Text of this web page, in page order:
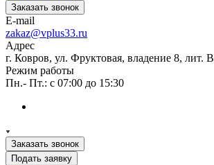
Заказать звонок
E-mail
zakaz@vplus33.ru
Адрес
г. Ковров, ул. Фруктовая, владение 8, лит. В
Режим работы
Пн.- Пт.: с 07:00 до 15:30
Заказать звонок
Подать заявку